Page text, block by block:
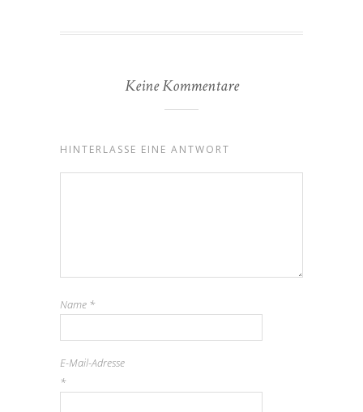
Keine Kommentare
HINTERLASSE EINE ANTWORT
Name *
E-Mail-Adresse
*